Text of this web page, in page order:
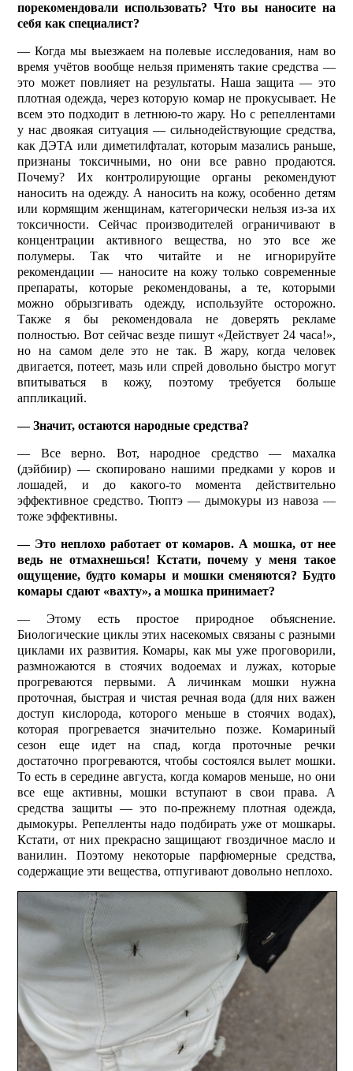
порекомендовали использовать? Что вы наносите на
себя как специалист?
— Когда мы выезжаем на полевые исследования, нам во
время учётов вообще нельзя применять такие средства —
это может повлияет на результаты. Наша защита — это
плотная одежда, через которую комар не прокусывает. Не
всем это подходит в летнюю-то жару. Но с репеллентами
у нас двоякая ситуация — сильнодействующие средства,
как ДЭТА или диметилфталат, которым мазались раньше,
признаны токсичными, но они все равно продаются.
Почему? Их контролирующие органы рекомендуют
наносить на одежду. А наносить на кожу, особенно детям
или кормящим женщинам, категорически нельзя из-за их
токсичности. Сейчас производителей ограничивают в
концентрации активного вещества, но это все же
полумеры. Так что читайте и не игнорируйте
рекомендации — наносите на кожу только со­временные
препараты, которые рекомендованы, а те, которыми
можно обрызгивать одежду, используйте осторожно.
Также я бы рекомендовала не доверять рекламе
полностью. Вот сейчас везде пишут «Действует 24 часа!»,
но на самом деле это не так. В жару, когда человек
двигается, потеет, мазь или спрей довольно быстро могут
впитываться в кожу, поэтому требуется больше
аппликаций.
— Значит, остаются народные средства?
— Все верно. Вот, народное средство — махалка
(дэйбиир) — скопировано нашими предками у коров и
лошадей, и до какого-то момента действительно
эффективное средство. Тюптэ — дымокуры из навоза —
тоже эффективны.
— Это неплохо работает от комаров. А мошка, от нее
ведь не отмахнешься! Кстати, почему у меня такое
ощущение, будто комары и мошки сменяются? Будто
комары сдают «вахту», а мошка принимает?
— Этому есть простое природное объяснение.
Биологические циклы этих насекомых связаны с разными
циклами их развития. Комары, как мы уже проговорили,
размножаются в стоячих водоемах и лужах, которые
прогреваются первыми. А личинкам мошки нужна
проточная, быстрая и чистая речная вода (для них важен
доступ кислорода, которого меньше в стоячих водах),
которая прогревается значительно позже. Комариный
сезон еще идет на спад, когда проточные речки
достаточно прогреваются, чтобы состоялся вылет мошки.
То есть в середине августа, когда комаров меньше, но они
все еще активны, мошки вступают в свои права. А
средства защиты — это по-прежнему плотная одежда,
дымокуры. Репелленты надо подбирать уже от мошкары.
Кстати, от них прекрасно защищают гвоздичное масло и
ванилин. Поэтому некоторые парфюмерные средства,
содержащие эти вещества, отпугивают довольно неплохо.